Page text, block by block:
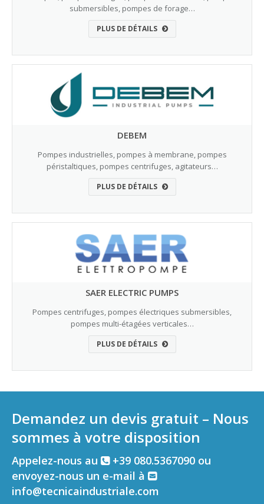
submersibles, pompes de forage…
PLUS DE DÉTAILS
DEBEM
Pompes industrielles, pompes à membrane, pompes
péristaltiques, pompes centrifuges, agitateurs…
PLUS DE DÉTAILS
SAER ELECTRIC PUMPS
Pompes centrifuges, pompes électriques submersibles,
pompes multi-étagées verticales…
PLUS DE DÉTAILS
Demandez un devis gratuit – Nous
sommes à votre disposition
Appelez-nous au
+39 080.5367090 ou
envoyez-nous un e-mail à
info@tecnicaindustriale.com